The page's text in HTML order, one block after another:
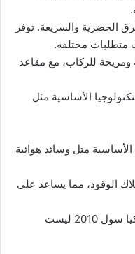
الحضرية والسريعة. توفر
متطلبات مختلفة.
واسعة ومريحة للركاب، مع مقاعد
الأساسية مثل
الأمان الأساسية مثل وسائد هوائية
الوقود، مما يساعد على
7. تشتهر كيا بالموثوقية، وكانت سيارة كيا سول 2010 ليست